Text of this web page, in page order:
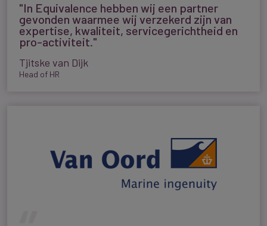
"In Equivalence hebben wij een partner
gevonden waarmee wij verzekerd zijn van
expertise, kwaliteit, servicegerichtheid en
pro-activiteit."
Tjitske van Dijk
Head of HR